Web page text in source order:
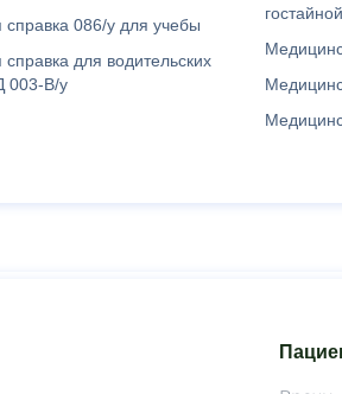
086/у для учебы
для водительских
003-В/у